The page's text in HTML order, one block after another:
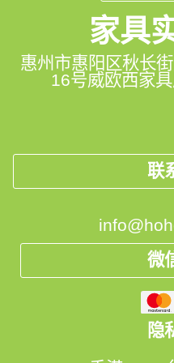
家具
惠州市惠阳区秋长
16号威欧西家
联
微
隐